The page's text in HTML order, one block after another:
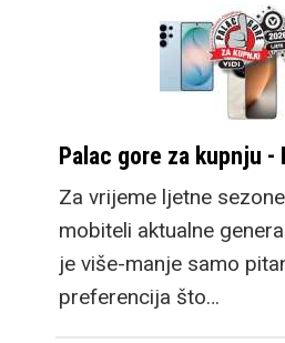
Palac gore za kupnju -
Za vrijeme ljetne
mobiteli aktualne
je više-manje samo
preferencija što…